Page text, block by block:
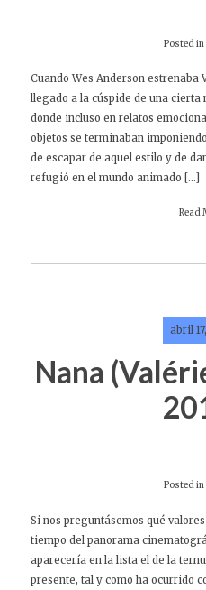
Posted in
Cuando Wes Anderson
llegado a la cúspide de una
donde incluso en relatos
objetos se terminaban
de escapar de aquel estilo y de
refugió en el mundo animado […]
Read
abril
Nana
Posted in
Si nos preguntásemos qué
tiempo del panorama
aparecería en la lista el de la
presente, tal y como ha ocurrido